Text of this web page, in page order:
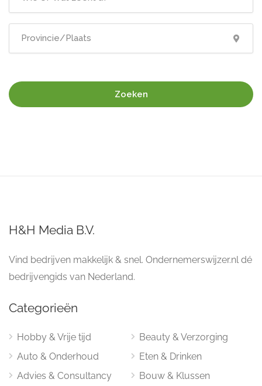
Zoeken
H&H Media B.V.
Vind bedrijven makkelijk & snel. Ondernemerswijzer.nl dé
bedrijvengids van Nederland.
Categorieën
Hobby & Vrije tijd
Auto & Onderhoud
Advies & Consultancy
Beauty & Verzorging
Eten & Drinken
Bouw & Klussen